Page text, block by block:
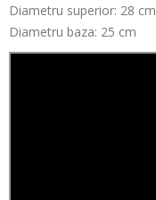
Diametru superior: 28 cm
Diametru baza: 25 cm